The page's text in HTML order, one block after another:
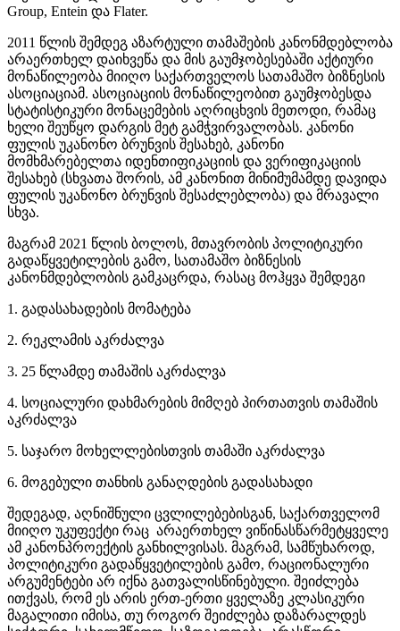
Group, Entein და Flater.
2011 წლის შემდეგ აზარტული თამაშების კანონმდებლობა
არაერთხელ დაიხვეწა და მის გაუმჯობესებაში აქტიური
მონაწილეობა მიიღო საქართველოს სათამაშო ბიზნესის
ასოციაციამ. ასოციაციის მონაწილეობით გაუმჯობესდა
სტატისტიკური მონაცემების აღრიცხვის მეთოდი, რამაც
ხელი შეუწყო დარგის მეტ გამჭვირვალობას. კანონი
ფულის უკანონო ბრუნვის შესახებ, კანონი
მომხმარებელთა იდენთიფიკაციის და ვერიფიკაციის
შესახებ (სხვათა შორის, ამ კანონით მინიმუმამდე დავიდა
ფულის უკანონო ბრუნვის შესაძლებლობა) და მრავალი
სხვა.
მაგრამ 2021 წლის ბოლოს, მთავრობის პოლიტიკური
გადაწყვეტილების გამო, სათამაშო ბიზნესის
კანონმდებლობის გამკაცრდა, რასაც მოჰყვა შემდეგი
1. გადასახადების მომატება
2. რეკლამის აკრძალვა
3. 25 წლამდე თამაშის აკრძალვა
4. სოციალური დახმარების მიმღებ პირთათვის თამაშის
აკრძალვა
5. საჯარო მოხელლებისთვის თამაში აკრძალვა
6. მოგებული თანხის განაღდების გადასახადი
შედეგად, აღნიშნული ცვლილებებისგან, საქართველომ
მიიღო უკუფექტი რაც არაერთხელ ვიწინასწარმეტყველე
ამ კანონპროექტის განხილვისას. მაგრამ, სამწუხაროდ,
პოლიტიკური გადაწყვეტილების გამო, რაციონალური
არგუმენტები არ იქნა გათვალისწინებული. შეიძლება
ითქვას, რომ ეს არის ერთ-ერთი ყველაზე კლასიკური
მაგალითი იმისა, თუ როგორ შეიძლება დაზარალდეს